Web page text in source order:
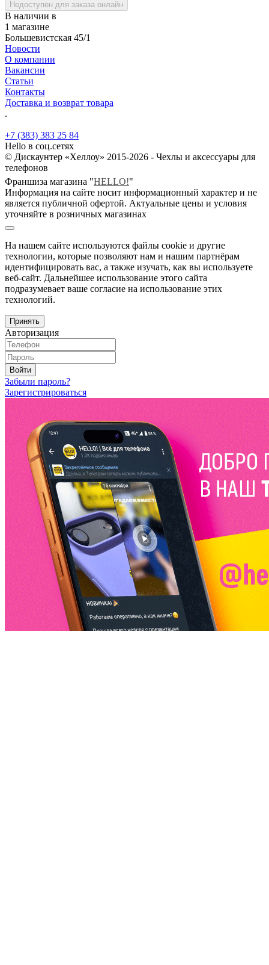
Недоступен для заказа онлайн
В наличии в
1 магазине
Большевистская 45/1
Новости
О компании
Вакансии
Статьи
Контакты
Доставка и возврат товара
.
+7 (383) 383 25 84
Hello в соц.сетях
© Дискаунтер «Хеллоу» 2015-2026 - Чехлы и аксессуары для
телефонов
Франшиза магазина "HELLO!"
Информация на сайте носит информационный характер и не
является публичной офертой. Актуальные цены и условия
уточняйте в розничных магазинах
На нашем сайте используются файлы cookie и другие
технологии, которые позволяют нам и нашим партнёрам
идентифицировать вас, а также изучать, как вы используете
веб-сайт. Дальнейшее использование этого сайта
подразумевает ваше согласие на использование этих
технологий.
Принять
Авторизация
Войти
Забыли пароль?
Зарегистрироваться